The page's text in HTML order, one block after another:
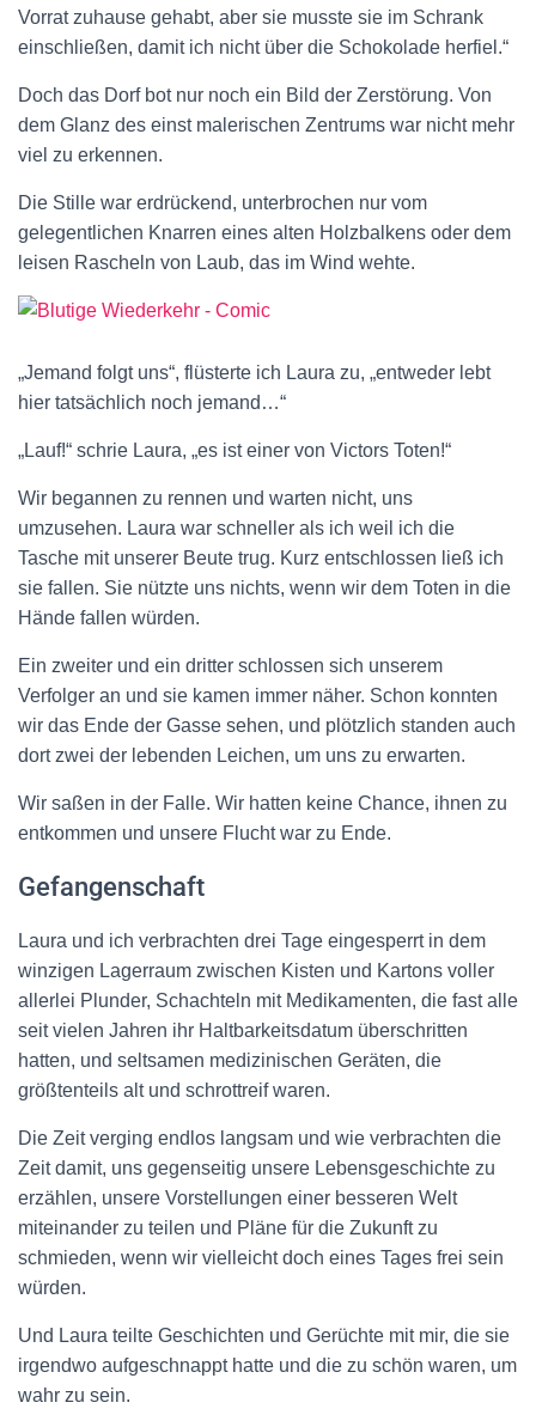
Vorrat zuhause gehabt, aber sie musste sie im Schrank
einschließen, damit ich nicht über die Schokolade herfiel.“
Doch das Dorf bot nur noch ein Bild der Zerstörung. Von
dem Glanz des einst malerischen Zentrums war nicht mehr
viel zu erkennen.
Die Stille war erdrückend, unterbrochen nur vom
gelegentlichen Knarren eines alten Holzbalkens oder dem
leisen Rascheln von Laub, das im Wind wehte.
„Jemand folgt uns“, flüsterte ich Laura zu, „entweder lebt
hier tatsächlich noch jemand…“
„Lauf!“ schrie Laura, „es ist einer von Victors Toten!“
Wir begannen zu rennen und warten nicht, uns
umzusehen. Laura war schneller als ich weil ich die
Tasche mit unserer Beute trug. Kurz entschlossen ließ ich
sie fallen. Sie nützte uns nichts, wenn wir dem Toten in die
Hände fallen würden.
Ein zweiter und ein dritter schlossen sich unserem
Verfolger an und sie kamen immer näher. Schon konnten
wir das Ende der Gasse sehen, und plötzlich standen auch
dort zwei der lebenden Leichen, um uns zu erwarten.
Wir saßen in der Falle. Wir hatten keine Chance, ihnen zu
entkommen und unsere Flucht war zu Ende.
Gefangenschaft
Laura und ich verbrachten drei Tage eingesperrt in dem
winzigen Lagerraum zwischen Kisten und Kartons voller
allerlei Plunder, Schachteln mit Medikamenten, die fast alle
seit vielen Jahren ihr Haltbarkeitsdatum überschritten
hatten, und seltsamen medizinischen Geräten, die
größtenteils alt und schrottreif waren.
Die Zeit verging endlos langsam und wie verbrachten die
Zeit damit, uns gegenseitig unsere Lebensgeschichte zu
erzählen, unsere Vorstellungen einer besseren Welt
miteinander zu teilen und Pläne für die Zukunft zu
schmieden, wenn wir vielleicht doch eines Tages frei sein
würden.
Und Laura teilte Geschichten und Gerüchte mit mir, die sie
irgendwo aufgeschnappt hatte und die zu schön waren, um
wahr zu sein.